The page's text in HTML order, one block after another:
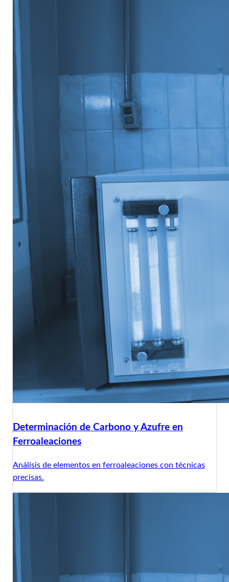
Determinación de Carbono y Azufre en
Ferroaleaciones
Análisis de elementos en ferroaleaciones con técnicas
precisas.